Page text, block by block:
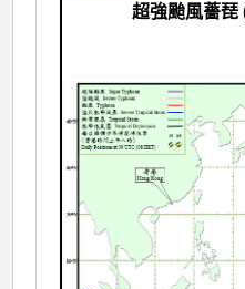
超強颱風薔琵